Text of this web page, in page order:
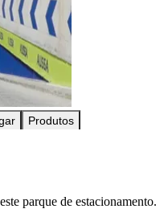
Produtos
parque de estacionamento.